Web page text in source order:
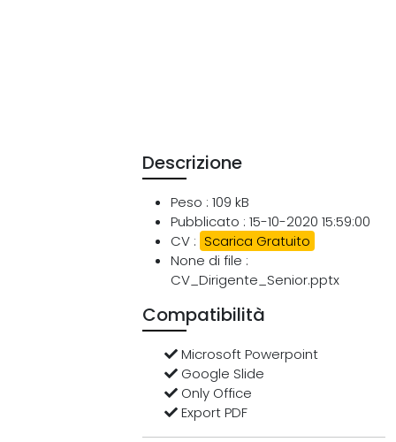
Descrizione
Peso : 109 kB
Pubblicato : 15-10-2020 15:59:00
CV : Scarica Gratuito
None di file :
CV_Dirigente_Senior.pptx
Compatibilità
Microsoft Powerpoint
Google Slide
Only Office
Export PDF